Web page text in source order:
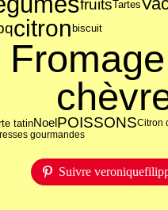
fruitsTartes
citron biscuit
tatinNoel POISSONSCitron
gourmandes
Suivre